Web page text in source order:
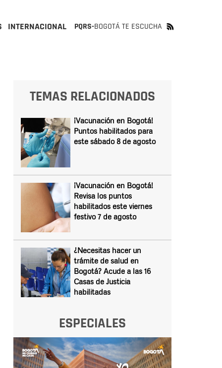
INTERNACIONAL PQRS-BOGOTÁ TE ESCUCHA
TEMAS RELACIONADOS
¡Vacunación en Bogotá!
Puntos habilitados para
este sábado 8 de agosto
¡Vacunación en Bogotá!
Revisa los puntos
habilitados este viernes
festivo 7 de agosto
¿Necesitas hacer un
trámite de salud en
Bogotá? Acude a las 16
Casas de Justicia
habilitadas
ESPECIALES